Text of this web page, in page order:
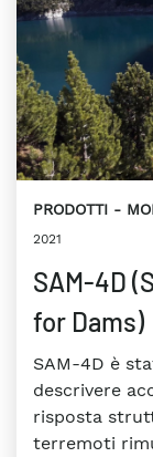
PRODOTTI
2021
SAM-4D
for Dams)
SAM-4D è
descrivere
risposta
terremoti